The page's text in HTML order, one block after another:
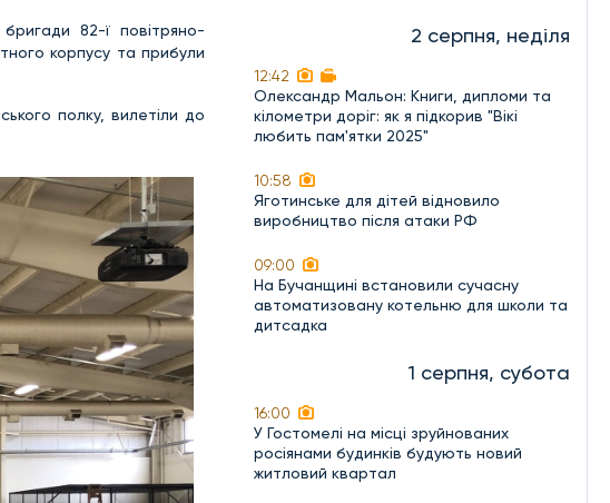
82-ї повітряно-
корпусу та прибули
полку, вилетіли до
2 серпня, неділя
12:42
Олександр Мальон: Книги, дипломи та
кілометри доріг: як я підкорив "Вікі
любить пам'ятки 2025"
10:58
Яготинське для дітей відновило
виробництво після атаки РФ
09:00
На Бучанщині встановили сучасну
автоматизовану котельню для школи та
дитсадка
1 серпня, субота
16:00
У Гостомелі на місці зруйнованих
росіянами будинків будують новий
житловий квартал